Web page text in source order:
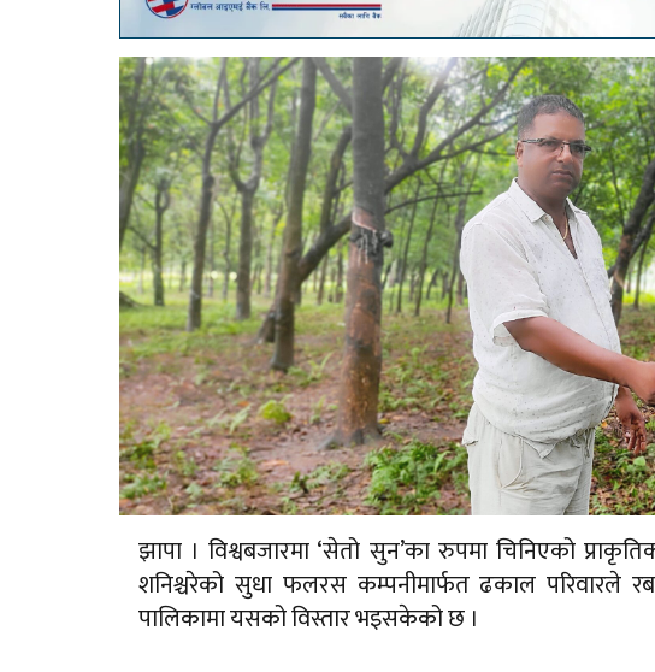
झापा । विश्वबजारमा ‘सेतो सुन’का रुपमा चिनिएको
शनिश्चरेको सुधा फलरस कम्पनीमार्फत ढकाल
पालिकामा यसको विस्तार भइसकेको छ ।